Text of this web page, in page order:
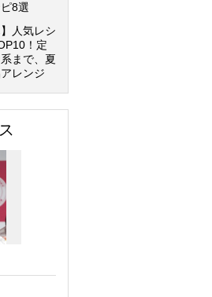
8選
人気レシ
！定
まで、夏
レンジ